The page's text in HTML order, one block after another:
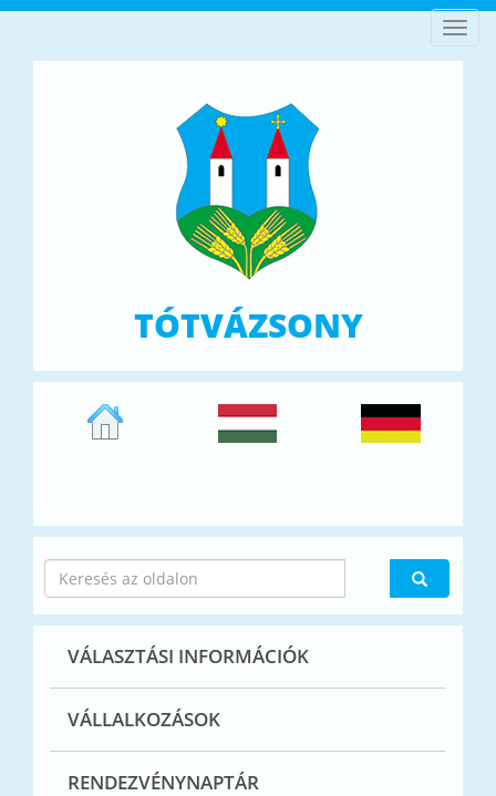
TÓTVÁZSONY
VÁLASZTÁSI INFORMÁCIÓK
VÁLLALKOZÁSOK
RENDEZVÉNYNAPTÁR